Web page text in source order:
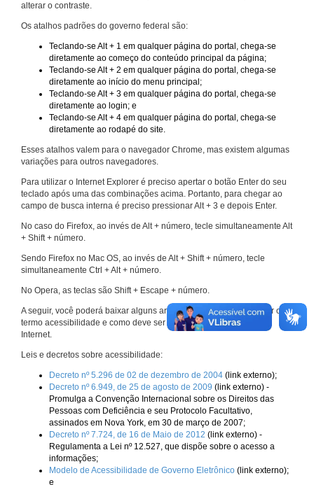
alterar o contraste.
Os atalhos padrões do governo federal são:
Teclando-se Alt + 1 em qualquer página do portal, chega-se
diretamente ao começo do conteúdo principal da página;
Teclando-se Alt + 2 em qualquer página do portal, chega-se
diretamente ao início do menu principal;
Teclando-se Alt + 3 em qualquer página do portal, chega-se
diretamente ao login; e
Teclando-se Alt + 4 em qualquer página do portal, chega-se
diretamente ao rodapé do site.
Esses atalhos valem para o navegador Chrome, mas existem algumas
variações para outros navegadores.
Para utilizar o Internet Explorer é preciso apertar o botão Enter do seu
teclado após uma das combinações acima. Portanto, para chegar ao
campo de busca interna é preciso pressionar Alt + 3 e depois Enter.
No caso do Firefox, ao invés de Alt + número, tecle simultaneamente Alt
+ Shift + número.
Sendo Firefox no Mac OS, ao invés de Alt + Shift + número, tecle
simultaneamente Ctrl + Alt + número.
No Opera, as teclas são Shift + Escape + número.
A seguir, você poderá baixar alguns arquivos que explicam melhor o
termo acessibilidade e como deve ser implementado nos sites da
Internet.
Leis e decretos sobre acessibilidade:
Decreto nº 5.296 de 02 de dezembro de 2004 (link externo);
Decreto nº 6.949, de 25 de agosto de 2009 (link externo) -
Promulga a Convenção Internacional sobre os Direitos das
Pessoas com Deficiência e seu Protocolo Facultativo,
assinados em Nova York, em 30 de março de 2007;
Decreto nº 7.724, de 16 de Maio de 2012 (link externo) -
Regulamenta a Lei nº 12.527, que dispõe sobre o acesso a
informações;
Modelo de Acessibilidade de Governo Eletrônico (link externo);
e